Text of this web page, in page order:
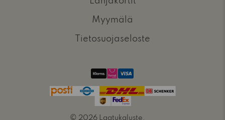
Myymälä
Tietosuojaseloste
© 2026 Laatukaluste